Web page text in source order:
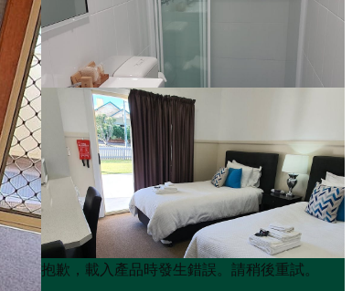
Product
Product
抱歉，載入產品時發生錯誤。請稍後重試。